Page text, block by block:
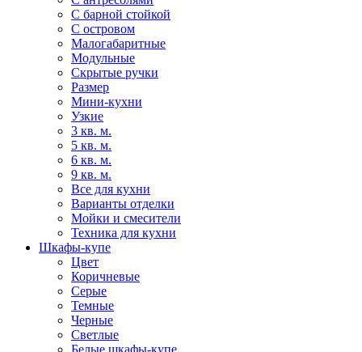
С барной стойкой
С островом
Малогабаритные
Модульные
Скрытые ручки
Размер
Мини-кухни
Узкие
3 кв. м.
5 кв. м.
6 кв. м.
9 кв. м.
Все для кухни
Варианты отделки
Мойки и смесители
Техника для кухни
Шкафы-купе
Цвет
Коричневые
Серые
Темные
Черные
Светлые
Белые шкафы-купе